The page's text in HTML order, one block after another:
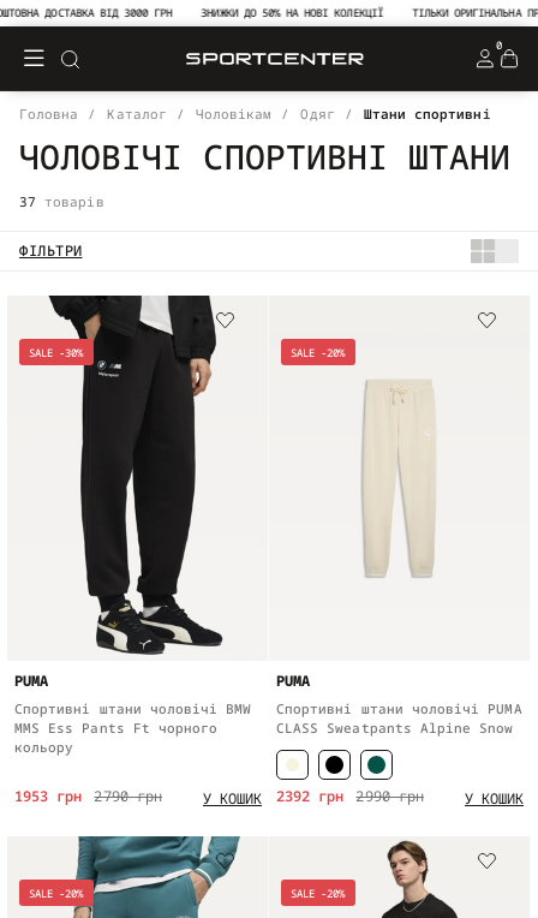
ДОСТАВКА ВІД 3000 ГРН ЗНИЖКИ ДО 50% НА НОВІ КОЛЕКЦІЇ ТІЛЬКИ ОРИГІНАЛЬНА
0
Головна Каталог Чоловікам Одяг Штани спортивні
ЧОЛОВІЧІ СПОРТИВНІ ШТАНИ
37 товарів
ФІЛЬТРИ
SALE -30%
PUMA
Спортивні штани чоловічі BMW
MMS Ess Pants Ft чорного
кольору
2790 грн
1953 грн У КОШИК
SALE -20%
PUMA
Спортивні штани чоловічі PUMA
CLASS Sweatpants Alpine Snow
2990 грн
2392 грн У КОШИК
SALE -20% SALE -20%